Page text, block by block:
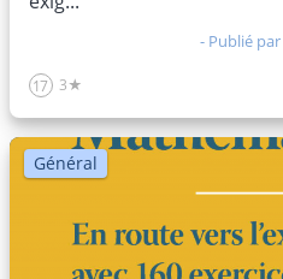
- Publié par
17 3★
Général